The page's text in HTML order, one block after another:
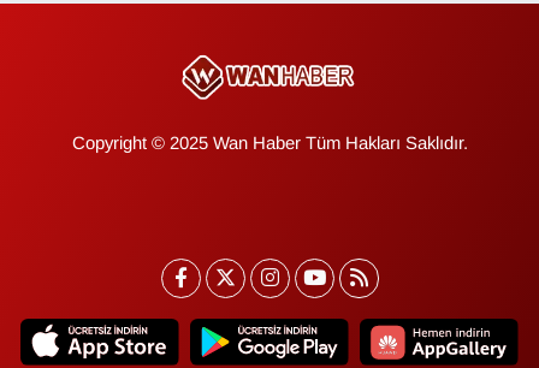
Copyright © 2025 Wan Haber Tüm Hakları Saklıdır.